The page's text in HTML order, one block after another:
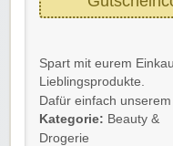
Spart mit eurem
Lieblingsprodukte.
Dafür einfach unserem
Gültig für Neu- und
Kategorie: Beauty &
Drogerie